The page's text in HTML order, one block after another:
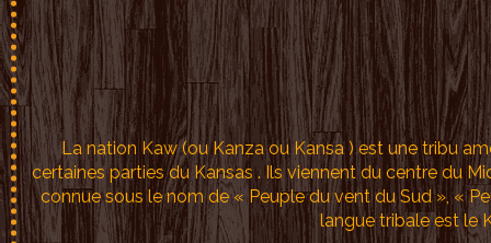
La nation Kaw (ou Kanza ou Kansa ) est une tribu
certaines parties du Kansas . Ils viennent du centre du
connue sous le nom de « Peuple du vent du Sud », «
langue tribale est le